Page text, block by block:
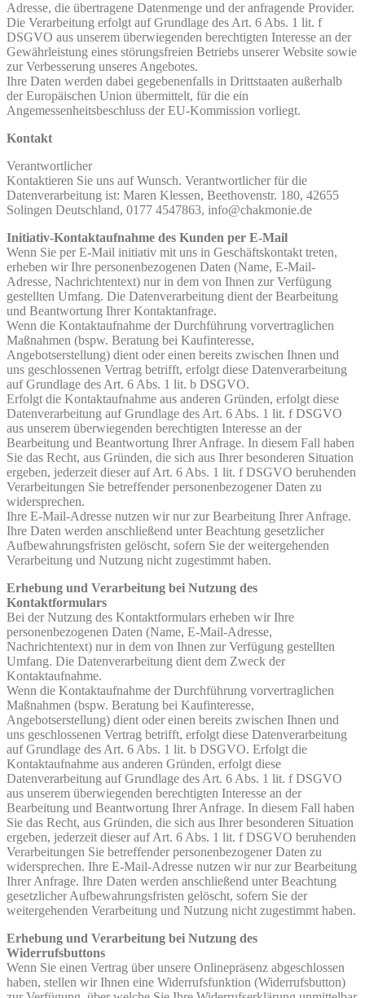
Adresse, die übertragene Datenmenge und der anfragende Provider.
Die Verarbeitung erfolgt auf Grundlage des Art. 6 Abs. 1 lit. f
DSGVO aus unserem überwiegenden berechtigten Interesse an der
Gewährleistung eines störungsfreien Betriebs unserer Website sowie
zur Verbesserung unseres Angebotes.
Ihre Daten werden dabei gegebenenfalls in Drittstaaten außerhalb
der Europäischen Union übermittelt, für die ein
Angemessenheitsbeschluss der EU-Kommission vorliegt.
Kontakt
Verantwortlicher
Kontaktieren Sie uns auf Wunsch. Verantwortlicher für die
Datenverarbeitung ist: Maren Klessen, Beethovenstr. 180, 42655
Solingen Deutschland, 0177 4547863, info@chakmonie.de
Initiativ-Kontaktaufnahme des Kunden per E-Mail
Wenn Sie per E-Mail initiativ mit uns in Geschäftskontakt treten,
erheben wir Ihre personenbezogenen Daten (Name, E-Mail-
Adresse, Nachrichtentext) nur in dem von Ihnen zur Verfügung
gestellten Umfang. Die Datenverarbeitung dient der Bearbeitung
und Beantwortung Ihrer Kontaktanfrage.
Wenn die Kontaktaufnahme der Durchführung vorvertraglichen
Maßnahmen (bspw. Beratung bei Kaufinteresse,
Angebotserstellung) dient oder einen bereits zwischen Ihnen und
uns geschlossenen Vertrag betrifft, erfolgt diese Datenverarbeitung
auf Grundlage des Art. 6 Abs. 1 lit. b DSGVO.
Erfolgt die Kontaktaufnahme aus anderen Gründen, erfolgt diese
Datenverarbeitung auf Grundlage des Art. 6 Abs. 1 lit. f DSGVO
aus unserem überwiegenden berechtigten Interesse an der
Bearbeitung und Beantwortung Ihrer Anfrage. In diesem Fall haben
Sie das Recht, aus Gründen, die sich aus Ihrer besonderen Situation
ergeben, jederzeit dieser auf Art. 6 Abs. 1 lit. f DSGVO beruhenden
Verarbeitungen Sie betreffender personenbezogener Daten zu
widersprechen.
Ihre E-Mail-Adresse nutzen wir nur zur Bearbeitung Ihrer Anfrage.
Ihre Daten werden anschließend unter Beachtung gesetzlicher
Aufbewahrungsfristen gelöscht, sofern Sie der weitergehenden
Verarbeitung und Nutzung nicht zugestimmt haben.
Erhebung und Verarbeitung bei Nutzung des
Kontaktformulars
Bei der Nutzung des Kontaktformulars erheben wir Ihre
personenbezogenen Daten (Name, E-Mail-Adresse,
Nachrichtentext) nur in dem von Ihnen zur Verfügung gestellten
Umfang. Die Datenverarbeitung dient dem Zweck der
Kontaktaufnahme.
Wenn die Kontaktaufnahme der Durchführung vorvertraglichen
Maßnahmen (bspw. Beratung bei Kaufinteresse,
Angebotserstellung) dient oder einen bereits zwischen Ihnen und
uns geschlossenen Vertrag betrifft, erfolgt diese Datenverarbeitung
auf Grundlage des Art. 6 Abs. 1 lit. b DSGVO. Erfolgt die
Kontaktaufnahme aus anderen Gründen, erfolgt diese
Datenverarbeitung auf Grundlage des Art. 6 Abs. 1 lit. f DSGVO
aus unserem überwiegenden berechtigten Interesse an der
Bearbeitung und Beantwortung Ihrer Anfrage. In diesem Fall haben
Sie das Recht, aus Gründen, die sich aus Ihrer besonderen Situation
ergeben, jederzeit dieser auf Art. 6 Abs. 1 lit. f DSGVO beruhenden
Verarbeitungen Sie betreffender personenbezogener Daten zu
widersprechen. Ihre E-Mail-Adresse nutzen wir nur zur Bearbeitung
Ihrer Anfrage. Ihre Daten werden anschließend unter Beachtung
gesetzlicher Aufbewahrungsfristen gelöscht, sofern Sie der
weitergehenden Verarbeitung und Nutzung nicht zugestimmt haben.
Erhebung und Verarbeitung bei Nutzung des
Widerrufsbuttons
Wenn Sie einen Vertrag über unsere Onlinepräsenz abgeschlossen
haben, stellen wir Ihnen eine Widerrufsfunktion (Widerrufsbutton)